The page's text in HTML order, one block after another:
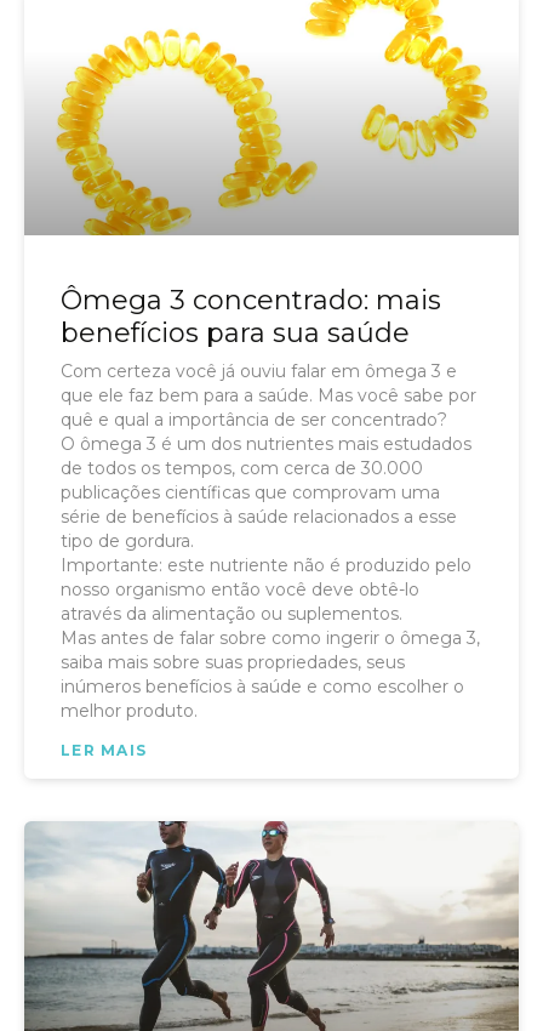
Ômega 3 concentrado: mais
benefícios para sua saúde
Com certeza você já ouviu falar em ômega 3 e
que ele faz bem para a saúde. Mas você sabe por
quê e qual a importância de ser concentrado?
O ômega 3 é um dos nutrientes mais estudados
de todos os tempos, com cerca de 30.000
publicações científicas que comprovam uma
série de benefícios à saúde relacionados a esse
tipo de gordura.
Importante: este nutriente não é produzido pelo
nosso organismo então você deve obtê-lo
através da alimentação ou suplementos.
Mas antes de falar sobre como ingerir o ômega 3,
saiba mais sobre suas propriedades, seus
inúmeros benefícios à saúde e como escolher o
melhor produto.
LER MAIS